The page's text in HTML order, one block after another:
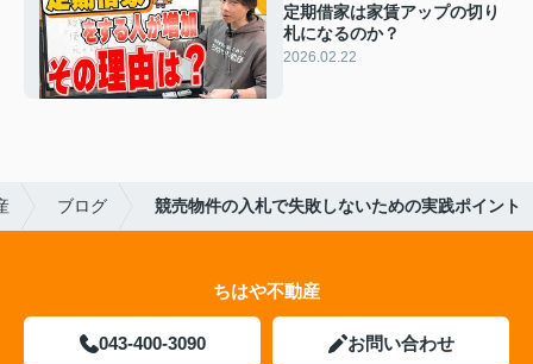
定期借家は家賃アップの切り
札になるのか？
2026.02.22
ブログ 競売物件の入札で失敗しないための実践ポイント
ちはや不動産
043-400-3090 お問い合わせ